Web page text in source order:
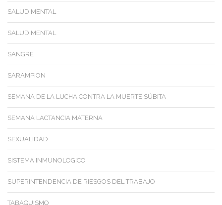
SALUD MENTAL
SALUD MENTAL
SANGRE
SARAMPION
SEMANA DE LA LUCHA CONTRA LA MUERTE SÚBITA
SEMANA LACTANCIA MATERNA
SEXUALIDAD
SISTEMA INMUNOLOGICO
SUPERINTENDENCIA DE RIESGOS DEL TRABAJO
TABAQUISMO